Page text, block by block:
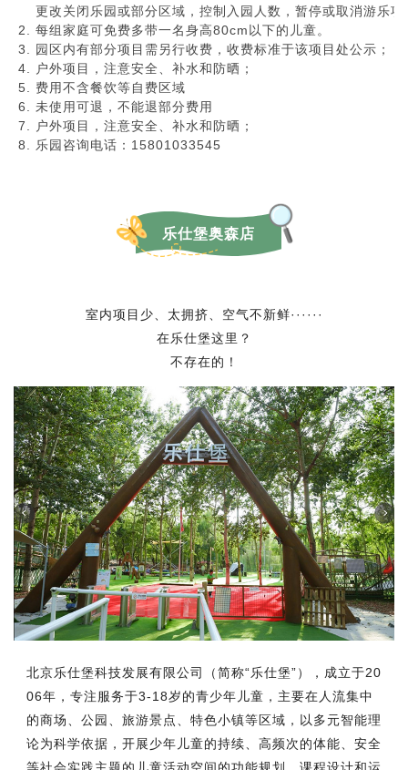
更改关闭乐园或部分区域，控制入园人数，暂停或取消游乐项
每组家庭可免费多带一名身高80cm以下的儿童。
园区内有部分项目需另行收费，收费标准于该项目处公示；
户外项目，注意安全、补水和防晒；
费用不含餐饮等自费区域
未使用可退，不能退部分费用
户外项目，注意安全、补水和防晒；
乐园咨询电话：15801033545
乐仕堡奥森店
室内项目少、太拥挤、空气不新鲜······
在乐仕堡这里？
不存在的！
北京乐仕堡科技发展有限公司（简称“乐仕堡”），成立于20
06年，专注服务于3-18岁的青少年儿童，主要在人流集中
的商场、公园、旅游景点、特色小镇等区域，以多元智能理
论为科学依据，开展少年儿童的持续、高频次的体能、安全
等社会实践主题的儿童活动空间的功能规划、课程设计和运